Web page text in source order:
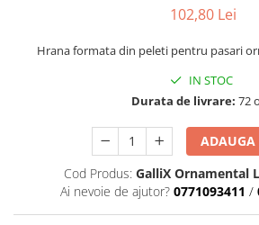
102,80 Lei
Hrana formata din peleti pentru pasari
IN STOC
Durata de livrare: 72
ADAUGA
Cod Produs: GalliX Ornamental
Ai nevoie de ajutor? 0771093411 /